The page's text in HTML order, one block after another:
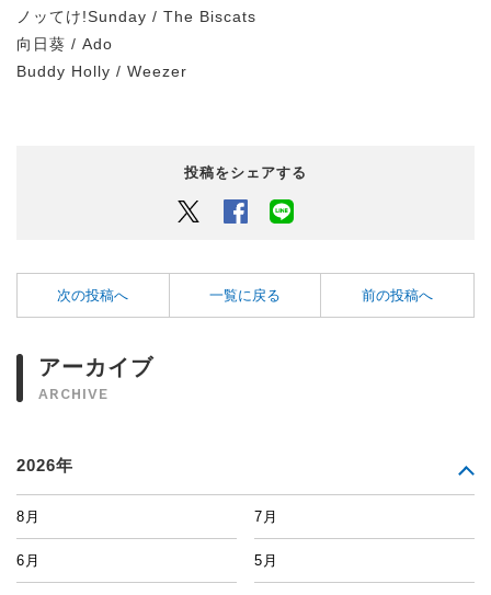
ノッてけ!Sunday / The Biscats
向日葵 / Ado
Buddy Holly / Weezer
投稿をシェアする
Twitter Facebook
次の投稿へ 一覧に戻る 前の投稿へ
アーカイブ
ARCHIVE
2026年
8月 7月
6月 5月